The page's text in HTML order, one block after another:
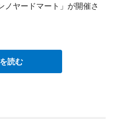
ノヤードマート」が開催さ
読む